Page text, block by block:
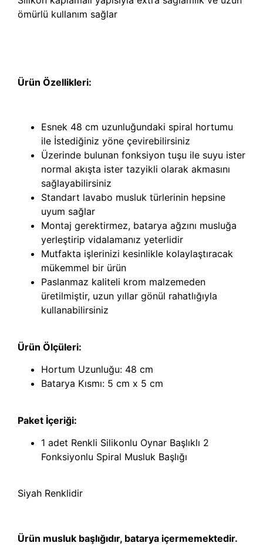
ömürlü kullanım sağlar
Ürün Özellikleri:
Esnek 48 cm uzunluğundaki spiral hortumu
ile İstediğiniz yöne çevirebilirsiniz
Üzerinde bulunan fonksiyon tuşu ile suyu ister
normal akışta ister tazyikli olarak akmasını
sağlayabilirsiniz
Standart lavabo musluk türlerinin hepsine
uyum sağlar
Montaj gerektirmez, batarya ağzını musluğa
yerleştirip vidalamanız yeterlidir
Mutfakta işlerinizi kesinlikle kolaylaştıracak
mükemmel bir ürün
Paslanmaz kaliteli krom malzemeden
üretilmiştir, uzun yıllar gönül rahatlığıyla
kullanabilirsiniz
Ürün Ölçüleri:
Hortum Uzunluğu: 48 cm
Batarya Kısmı: 5 cm x 5 cm
Paket İçeriği:
1 adet Renkli Silikonlu Oynar Başlıklı 2
Fonksiyonlu Spiral Musluk Başlığı
Siyah Renklidir
Ürün musluk başlığıdır, batarya içermemektedir.